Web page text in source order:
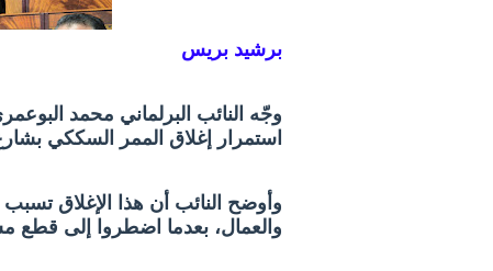
برشيد بريس
وجّه النائب البرلماني محمد
استمرار إغلاق الممر السككي
وأوضح النائب أن هذا الإغلاق
والعمال، بعدما اضطروا إلى قطع